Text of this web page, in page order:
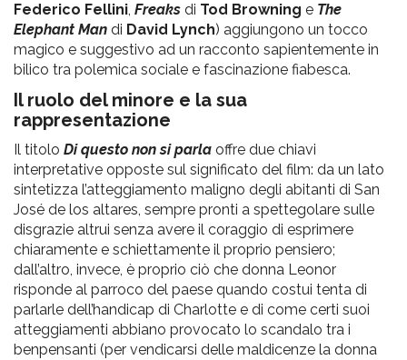
Federico Fellini, Freaks di Tod Browning e The
Elephant Man di David Lynch) aggiungono un tocco
magico e suggestivo ad un racconto sapientemente in
bilico tra polemica sociale e fascinazione fiabesca.
Il ruolo del minore e la sua
rappresentazione
Il titolo Di questo non si parla offre due chiavi
interpretative opposte sul significato del film: da un lato
sintetizza l’atteggiamento maligno degli abitanti di San
José de los altares, sempre pronti a spettegolare sulle
disgrazie altrui senza avere il coraggio di esprimere
chiaramente e schiettamente il proprio pensiero;
dall’altro, invece, è proprio ciò che donna Leonor
risponde al parroco del paese quando costui tenta di
parlarle dell’handicap di Charlotte e di come certi suoi
atteggiamenti abbiano provocato lo scandalo tra i
benpensanti (per vendicarsi delle maldicenze la donna